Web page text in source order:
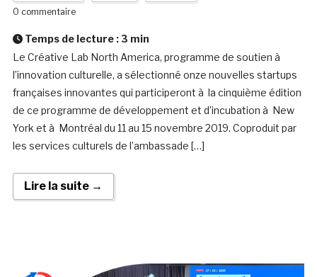
0 commentaire
Temps de lecture : 3 min
Le Créative Lab North America, programme de soutien à
l’innovation culturelle, a sélectionné onze nouvelles startups
françaises innovantes qui participeront à la cinquième édition
de ce programme de développement et d’incubation à New
York et à Montréal du 11 au 15 novembre 2019. Coproduit par
les services culturels de l’ambassade […]
Lire la suite →